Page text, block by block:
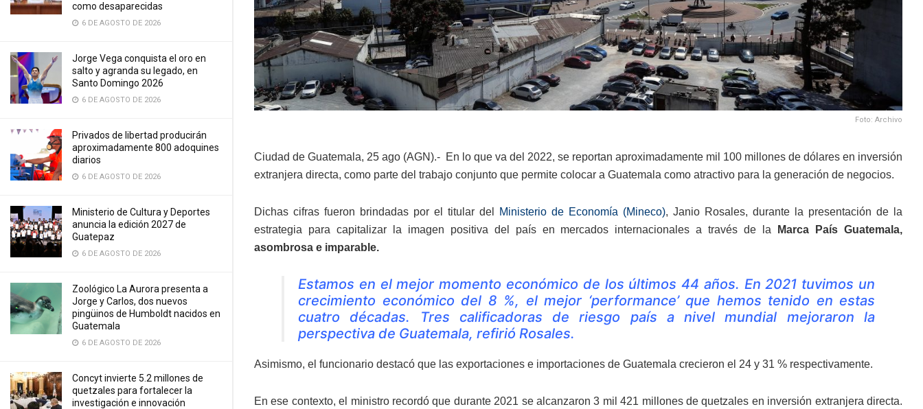
como desaparecidas
6 DE AGOSTO DE 2026
Jorge Vega conquista el oro en
salto y agranda su legado, en
Santo Domingo 2026
6 DE AGOSTO DE 2026
Privados de libertad producirán
aproximadamente 800 adoquines
diarios
6 DE AGOSTO DE 2026
Ministerio de Cultura y Deportes
anuncia la edición 2027 de
Guatepaz
6 DE AGOSTO DE 2026
Zoológico La Aurora presenta a
Jorge y Carlos, dos nuevos
pingüinos de Humboldt nacidos en
Guatemala
6 DE AGOSTO DE 2026
Concyt invierte 5.2 millones de
quetzales para fortalecer la
investigación e innovación
Foto: Archivo
Ciudad de Guatemala, 25 ago (AGN).- En lo que va del 2022, se reportan aproximadamente mil 100 millones de dólares en inversión
extranjera directa, como parte del trabajo conjunto que permite colocar a Guatemala como atractivo para la generación de negocios.
Dichas cifras fueron brindadas por el titular del Ministerio de Economía (Mineco), Janio Rosales, durante la presentación de la
estrategia para capitalizar la imagen positiva del país en mercados internacionales a través de la
Marca País Guatemala,
asombrosa e imparable.
Estamos en el mejor momento económico de los últimos 44 años. En 2021 tuvimos un
crecimiento económico del 8 %, el mejor ‘performance’ que hemos tenido en estas
cuatro décadas. Tres calificadoras de riesgo país a nivel mundial mejoraron la
perspectiva de Guatemala, refirió Rosales.
Asimismo, el funcionario destacó que las exportaciones e importaciones de Guatemala crecieron el 24 y 31 % respectivamente.
En ese contexto, el ministro recordó que durante 2021 se alcanzaron 3 mil 421 millones de quetzales en inversión extranjera directa.